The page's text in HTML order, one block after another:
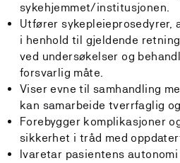
sykehjemmet/institusjonen.
Utfører sykepleieprosedyrer,
i henhold til gjeldende
ved undersøkelser og
forsvarlig måte.
Viser evne til samhandling
kan samarbeide tverrfaglig
Forebygger komplikasjoner
sikkerhet i tråd med
Ivaretar pasientens